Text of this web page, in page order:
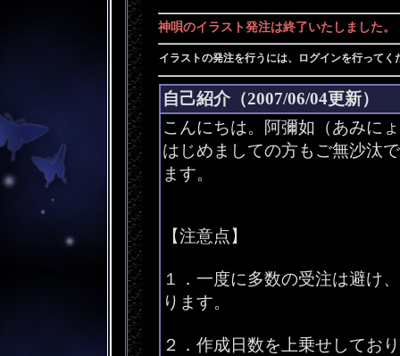
神唄のイラスト発注は終了いたしました。
イラストの発注を行うには、ログインを行ってく
自己紹介（2007/06/04更新）
こんにちは。阿彌如（あみに
はじめましての方もご無沙汰
ます。
【注意点】
１．一度に多数の受注は避け
ります。
２．作成日数を上乗せしてお